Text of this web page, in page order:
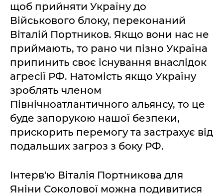
щоб прийняти Україну до
Військового блоку, переконаний
Віталій Портников. Якщо вони нас не
приймають, то рано чи пізно Україна
припинить своє існування внаслідок
агресії РФ. Натомість якщо Україну
зроблять членом
Північноатлантичного альянсу, то це
буде запорукою нашої безпеки,
прискорить перемогу та застрахує від
подальших загроз з боку РФ.
Інтерв'ю Віталія Портникова для
Яніни Соколової можна подивитися